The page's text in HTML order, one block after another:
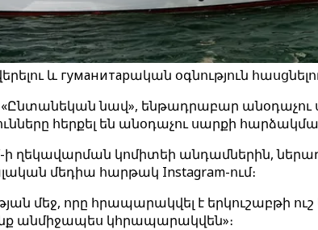
և гуманитарական օգնություն
նավ», ենթադրաբար անօդաչու
հերքել են անօդաչու սարքի
ղեկավարման կոմիտեի անդամներին,
մեդիա հարթակ Instagram-ում։
մեջ, որը հրապարակվել է երկուշաբթի ուշ
անմիջապես կհրապարակվեն»։